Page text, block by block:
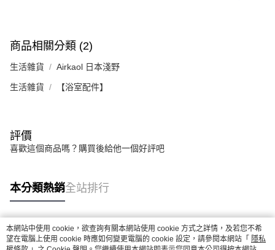
商品相關分類 (2)
生活雜貨 Airkaol 日本淺野
生活雜貨 【浴室配件】
評價
喜歡這個商品嗎？購買後給他一個好評吧
本分類熱銷全站排行
熱門標籤
本網站中使用 cookie，欲查詢有關本網站使用 cookie 方式之詳情，及若您不希
望在電腦上使用 cookie 時應如何變更電腦的 cookie 設定，請參閱本網站「 隱私